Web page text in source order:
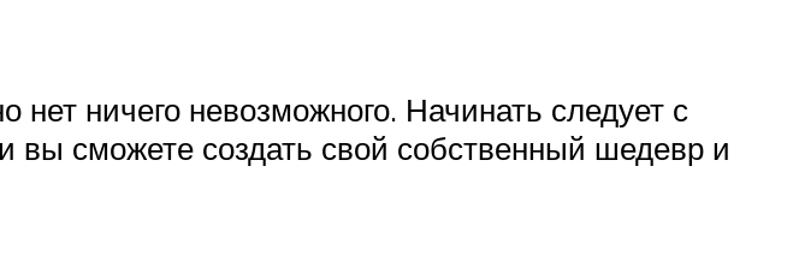
ничего невозможного. Начинать следует с
вы сможете создать свой собственный шедевр и